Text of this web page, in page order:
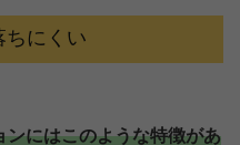
ちにくい
ンにはこのような特徴があ